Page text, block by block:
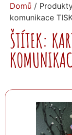
Domů /
komunikace
ŠTÍTEK: